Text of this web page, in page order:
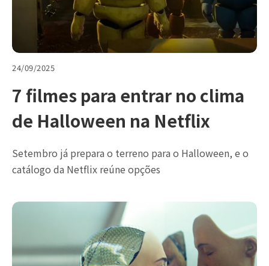
24/09/2025
7 filmes para entrar no clima
de Halloween na Netflix
Setembro já prepara o terreno para o Halloween, e o
catálogo da Netflix reúne opções